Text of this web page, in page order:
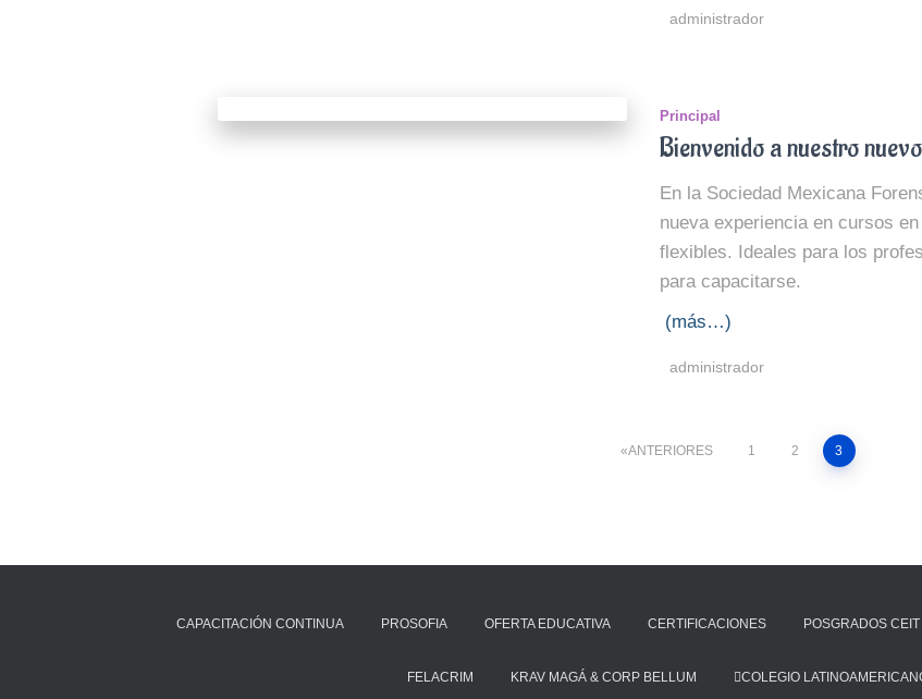
administrador
Principal
Bienvenido a nuestro
En la Sociedad Mexicana
nueva experiencia en cursos
flexibles. Ideales para los
para capacitarse.
(más…)
administrador
ANTERIORES 1 2 3
CAPACITACIÓN CONTINUA PROSOFIA OFERTA EDUCATIVA CERTIFICACIONES POSGRADOS CEIT
FELACRIM KRAV MAGÁ & CORP BELLUM COLEGIO